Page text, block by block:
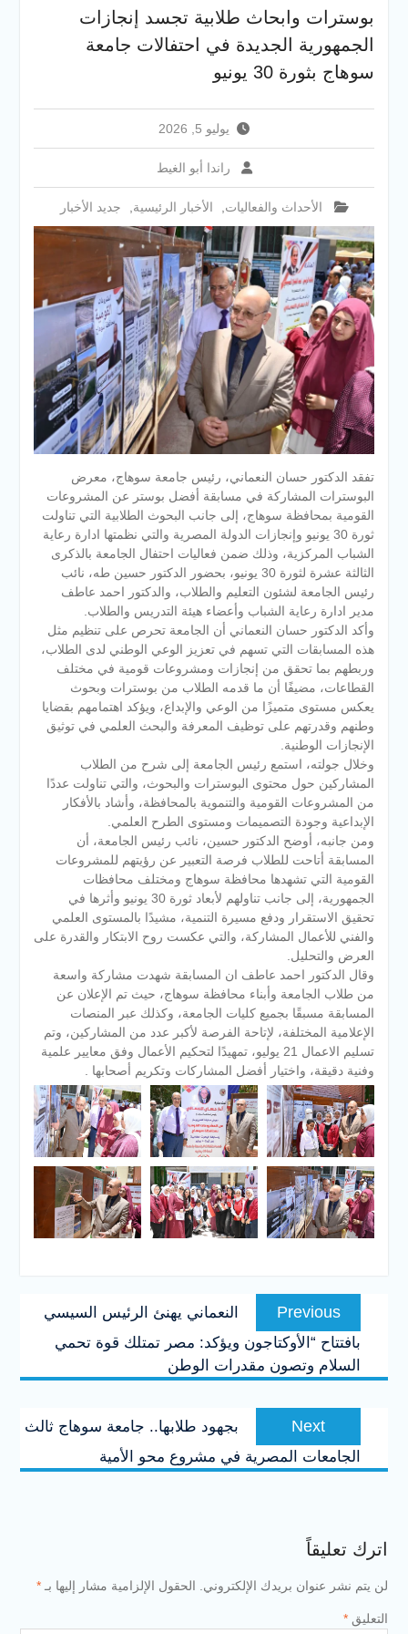
والخدمية بجامعة سوهاج
الجديدة
جامعة سوهاج تفتح أبوابها
لطلاب الثانوية العامة فى أولى
أيام المرحلة الأولى للتنسيق
الإلكتروني للقبول بالجامعات
بوسترات وابحاث طلابية تجسد إنجازات
الجمهورية الجديدة في احتفالات جامعة
سوهاج بثورة 30 يونيو
يوليو 5, 2026
راندا أبو الغيط
الأحداث والفعاليات الأخبار الرئيسية جديد الأخبار
تفقد الدكتور حسان النعماني، رئيس جامعة سوهاج، معرض
البوسترات المشاركة في مسابقة أفضل بوستر عن المشروعات
القومية بمحافظة سوهاج، إلى جانب البحوث الطلابية التي تناولت
ثورة 30 يونيو وإنجازات الدولة المصرية والتي نظمتها ادارة رعاية
الشباب المركزية، وذلك ضمن فعاليات احتفال الجامعة بالذكرى
الثالثة عشرة لثورة 30 يونيو، بحضور الدكتور حسين طه، نائب
رئيس الجامعة لشئون التعليم والطلاب، والدكتور احمد عاطف
مدير ادارة رعاية الشباب وأعضاء هيئة التدريس والطلاب.
وأكد الدكتور حسان النعماني أن الجامعة تحرص على تنظيم مثل
هذه المسابقات التي تسهم في تعزيز الوعي الوطني لدى الطلاب،
وربطهم بما تحقق من إنجازات ومشروعات قومية في مختلف
القطاعات، مضيفًا أن ما قدمه الطلاب من بوسترات وبحوث
يعكس مستوى متميزًا من الوعي والإبداع، ويؤكد اهتمامهم بقضايا
وطنهم وقدرتهم على توظيف المعرفة والبحث العلمي في توثيق
الإنجازات الوطنية.
وخلال جولته، استمع رئيس الجامعة إلى شرح من الطلاب
المشاركين حول محتوى البوسترات والبحوث، والتي تناولت عددًا
من المشروعات القومية والتنموية بالمحافظة، وأشاد بالأفكار
الإبداعية وجودة التصميمات ومستوى الطرح العلمي.
ومن جانبه، أوضح الدكتور حسين، نائب رئيس الجامعة، أن
المسابقة أتاحت للطلاب فرصة التعبير عن رؤيتهم للمشروعات
القومية التي تشهدها محافظة سوهاج ومختلف محافظات
الجمهورية، إلى جانب تناولهم لأبعاد ثورة 30 يونيو وأثرها في
تحقيق الاستقرار ودفع مسيرة التنمية، مشيدًا بالمستوى العلمي
والفني للأعمال المشاركة، والتي عكست روح الابتكار والقدرة على
العرض والتحليل.
وقال الدكتور احمد عاطف ان المسابقة شهدت مشاركة واسعة
من طلاب الجامعة وأبناء محافظة سوهاج، حيث تم الإعلان عن
المسابقة مسبقًا بجميع كليات الجامعة، وكذلك عبر المنصات
الإعلامية المختلفة، لإتاحة الفرصة لأكبر عدد من المشاركين، وتم
تسليم الاعمال 21 يوليو، تمهيدًا لتحكيم الأعمال وفق معايير علمية
وفنية دقيقة، واختيار أفضل المشاركات وتكريم أصحابها .
تصفّح
المقالاتPrevious
Previous
post:
النعماني يهنئ الرئيس السيسي
بافتتاح “الأوكتاجون ويؤكد: مصر تمتلك قوة تحمي
السلام وتصون مقدرات الوطن
Next
post:
بجهود طلابها.. جامعة سوهاج ثالث
الجامعات المصرية في مشروع محو الأمية
اترك تعليقاً
لن يتم نشر عنوان بريدك الإلكتروني. الحقول الإلزامية مشار إليها بـ *
التعليق *